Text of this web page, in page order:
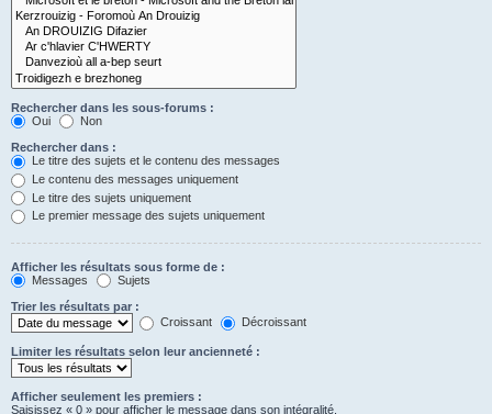
Rechercher dans les sous-forums :
Oui
Non
Rechercher dans :
Le titre des sujets et le contenu des messages
Le contenu des messages uniquement
Le titre des sujets uniquement
Le premier message des sujets uniquement
Afficher les résultats sous forme de :
Messages
Sujets
Trier les résultats par :
Croissant
Décroissant
Limiter les résultats selon leur ancienneté :
Afficher seulement les premiers :
Saisissez « 0 » pour afficher le message dans son intégralité.